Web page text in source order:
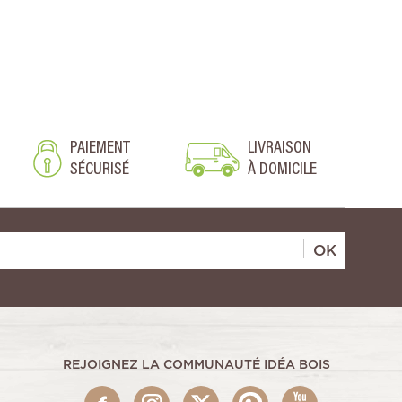
PAIEMENT
SÉCURISÉ
LIVRAISON
À DOMICILE
OK
REJOIGNEZ LA COMMUNAUTÉ IDÉA BOIS